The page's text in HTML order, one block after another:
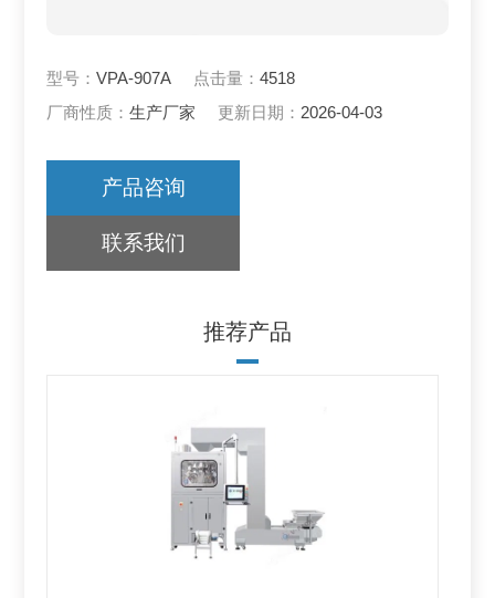
型号：VPA-907A 点击量：4518
厂商性质：生产厂家 更新日期：2026-04-03
产品咨询
联系我们
推荐产品